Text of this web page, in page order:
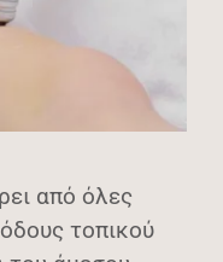
από όλες
τοπικού